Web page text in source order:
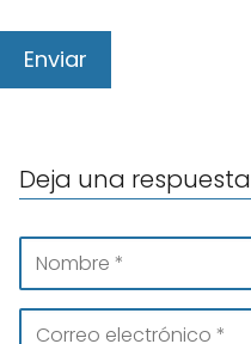
Deja una respuesta